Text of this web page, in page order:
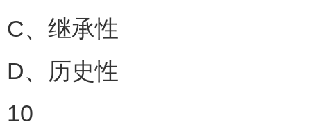
C、继承性
D、历史性
10